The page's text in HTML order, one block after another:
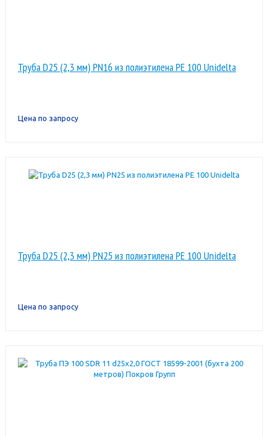
Труба D25 (2,3 мм) PN16 из полиэтилена PE 100 Unidelta
Цена по запросу
Труба D25 (2,3 мм) PN25 из полиэтилена PE 100 Unidelta
Цена по запросу